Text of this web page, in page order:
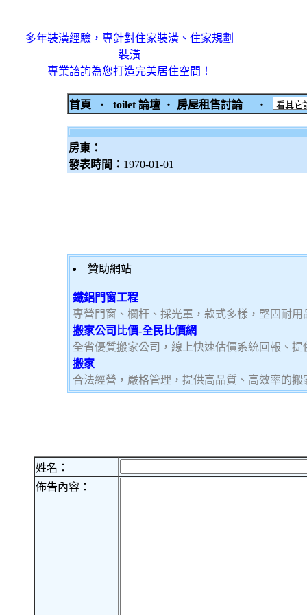
多年裝潢經驗，專針對住家裝潢、住家規劃
裝潢
專業諮詢為您打造完美居住空間！
首頁 ‧ toilet 論壇 ‧ 房屋租售討論 ‧
房東：
發表時間： 1970-01-01
贊助網站
鐵鋁門窗工程
專營門窗、欄杆、採光罩，款式多樣，堅固耐
搬家公司比價-全民比價網
全省優質搬家公司，線上快速估價系統回報、
搬家
合法經營，嚴格管理，提供高品質、高效率的
姓名：
佈告內容：